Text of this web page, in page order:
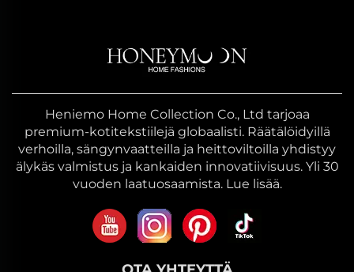
Heniemo Home Collection Co., Ltd tarjoaa
premium-kotitekstiilejä globaalisti. Räätälöidyillä
verhoilla, sängynvaatteilla ja heittoviltoilla yhdistyy
älykäs valmistus ja kankaiden innovatiivisuus. Yli 30
vuoden laatuosaamista. Lue lisää.